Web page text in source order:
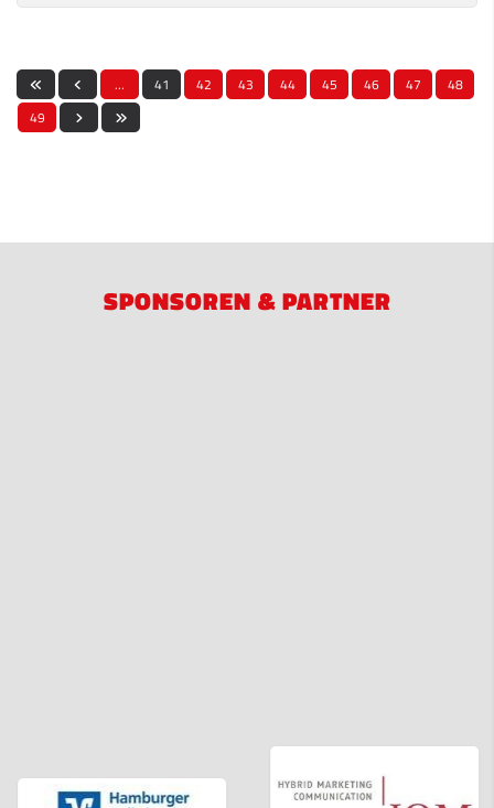
… 41 42 43 44 45 46 47
48
49
SPONSOREN & PARTNER